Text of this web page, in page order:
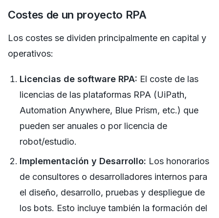
Costes de un proyecto RPA
Los costes se dividen principalmente en capital y
operativos:
Licencias de software RPA: El coste de las
licencias de las plataformas RPA (UiPath,
Automation Anywhere, Blue Prism, etc.) que
pueden ser anuales o por licencia de
robot/estudio.
Implementación y Desarrollo: Los honorarios
de consultores o desarrolladores internos para
el diseño, desarrollo, pruebas y despliegue de
los bots. Esto incluye también la formación del